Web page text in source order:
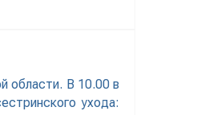
области. В 10.00 в
ухода: